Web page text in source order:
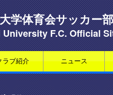
学体育会サッカー部
F.C. Official
ラブ紹介 ニュース